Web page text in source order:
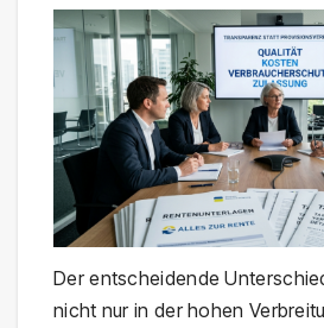
Der entscheidende
nicht nur in der hohen